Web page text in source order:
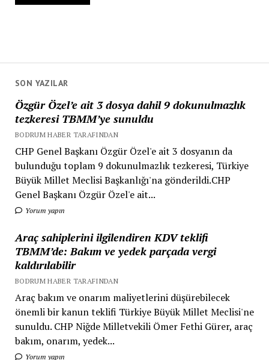
SON YAZILAR
Özgür Özel’e ait 3 dosya dahil 9 dokunulmazlık
tezkeresi TBMM’ye sunuldu
BODRUM HABER TARAFINDAN
CHP Genel Başkanı Özgür Özel'e ait 3 dosyanın da
bulunduğu toplam 9 dokunulmazlık tezkeresi, Türkiye
Büyük Millet Meclisi Başkanlığı'na gönderildi.CHP
Genel Başkanı Özgür Özel'e ait...
Yorum yapın
Araç sahiplerini ilgilendiren KDV teklifi
TBMM’de: Bakım ve yedek parçada vergi
kaldırılabilir
BODRUM HABER TARAFINDAN
Araç bakım ve onarım maliyetlerini düşürebilecek
önemli bir kanun teklifi Türkiye Büyük Millet Meclisi'ne
sunuldu. CHP Niğde Milletvekili Ömer Fethi Gürer, araç
bakım, onarım, yedek...
Yorum yapın